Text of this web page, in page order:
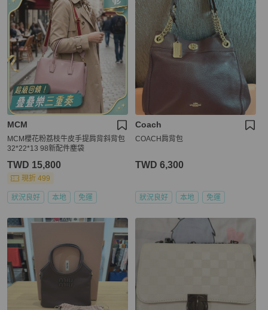
MCM
MCM櫻花粉荔枝牛皮手提肩背斜背包
32*22*13 98新配件塵袋
TWD 15,800
現折 499
狀況良好 本地 免運
Coach
COACH肩背包
TWD 6,300
狀況良好 本地 免運